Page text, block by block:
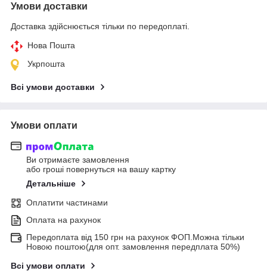
Умови доставки
Доставка здійснюється тільки по передоплаті.
Нова Пошта
Укрпошта
Всі умови доставки
Умови оплати
Ви отримаєте замовлення
або гроші повернуться на вашу картку
Детальніше
Оплатити частинами
Оплата на рахунок
Передоплата від 150 грн на рахунок ФОП.Можна тільки
Новою поштою(для опт. замовлення передплата 50%)
Всі умови оплати